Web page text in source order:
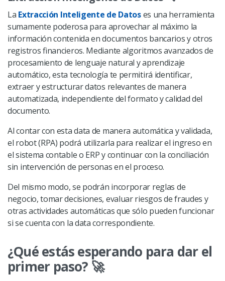
La Extracción Inteligente de Datoses una herramienta
sumamente poderosa para aprovechar al máximo la
información contenida en documentos bancarios y otros
registros financieros. Mediante algoritmos avanzados de
procesamiento de lenguaje natural y aprendizaje
automático, esta tecnología te permitirá identificar,
extraer y estructurar datos relevantes de manera
automatizada, independiente del formato y calidad del
documento.
Al contar con esta data de manera automática y validada,
el robot (RPA) podrá utilizarla para realizar el ingreso en
el sistema contable o ERP y continuar con la conciliación
sin intervención de personas en el proceso.
Del mismo modo, se podrán incorporar reglas de
negocio, tomar decisiones, evaluar riesgos de fraudes y
otras actividades automáticas que sólo pueden funcionar
si se cuenta con la data correspondiente.
¿Qué estás esperando para dar el
primer paso? 🚀